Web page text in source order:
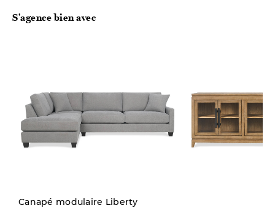
S'agence bien avec
Canapé modulaire Liberty